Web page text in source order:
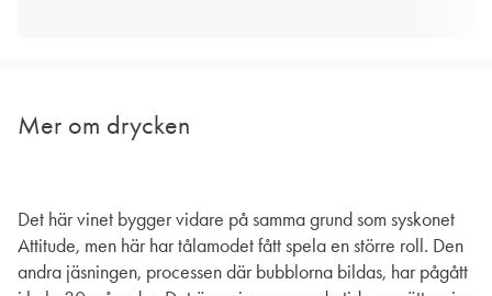
Mer om drycken
Det här vinet bygger vidare på samma grund som syskonet
Attitude, men här har tålamodet fått spela en större roll. Den
andra jäsningen, processen där bubblorna bildas, har pågått